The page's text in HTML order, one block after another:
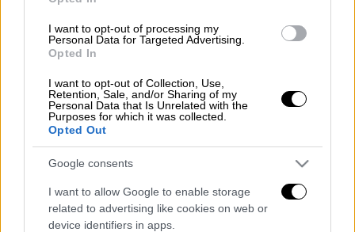
I want to opt-out of processing my
Personal Data for Targeted Advertising.
Opted In
I want to opt-out of Collection, Use,
Retention, Sale, and/or Sharing of my
Personal Data that Is Unrelated with the
Purposes for which it was collected.
Opted Out
Google consents
I want to allow Google to enable storage
related to advertising like cookies on web or
device identifiers in apps.
Mάχη με διάσπαρτες εστίες και
αναζωπυρώσεις
Δεν οδηγήθηκαν στο λιμάνι των
Χανίων
Νησιωτικής Πολιτικής, οι διασωθέντες δεν
μεταφέρθηκαν στο λιμάνι της Χώρας